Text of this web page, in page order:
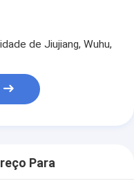
de Jiujiang, Wuhu,
Para